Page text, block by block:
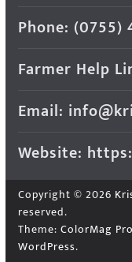
Phone: (0755)
Farmer Help
Email:
Website:
Copyright © 2026
reserved.
Theme: ColorMag Pro
WordPress.